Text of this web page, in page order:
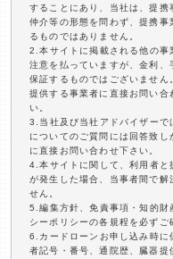
することにあり、当社は、提携
仲介等の形態を問わず、提携
るものではありません。
2.本サイトに掲載される他の事
注意を払っていますが、金利
保証するものではございませ
提供する事業者に直接お問い合
い。
3.当社及び当社アドバイザーで
についてのご質問には回答致
に直接お問い合わせ下さい。
4.本サイトに関して、利用者と
が発生した場合、当事者間で解
せん。
5.編集方針、免責事項・知的財
シーポリシーの各規程を必ずご
6.カードローンお申し込み時に
者記号・番号、通院歴、臓器